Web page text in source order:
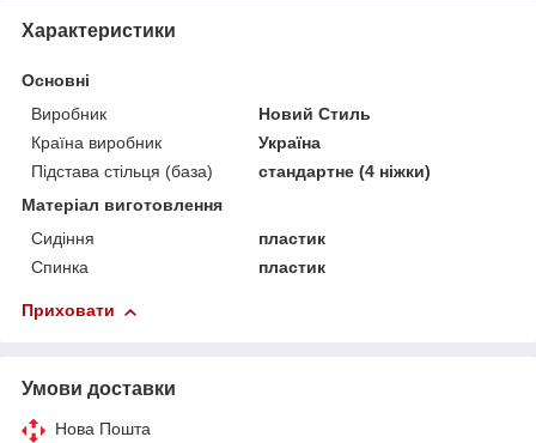
Характеристики
Основні
Виробник
Новий Стиль
Країна виробник
Україна
Підстава стільця (база)
стандартне (4 ніжки)
Матеріал виготовлення
Сидіння
пластик
Спинка
пластик
Приховати
Умови доставки
Нова Пошта